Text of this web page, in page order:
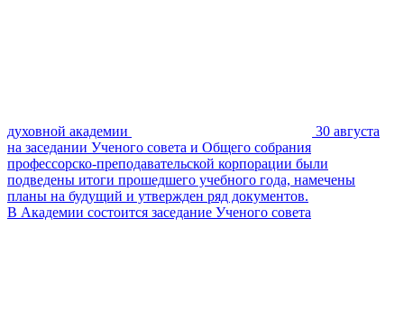
духовной академии
30 августа
на заседании Ученого совета и Общего собрания
профессорско-преподавательской корпорации были
подведены итоги прошедшего учебного года, намечены
планы на будущий и утвержден ряд документов.
В Академии состоится заседание Ученого совета